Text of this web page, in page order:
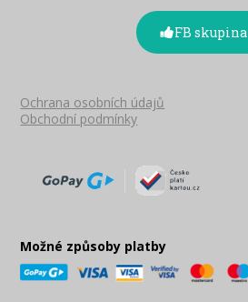
FB skupina
Ochrana osobních údajů
Obchodní podmínky
Možné způsoby platby